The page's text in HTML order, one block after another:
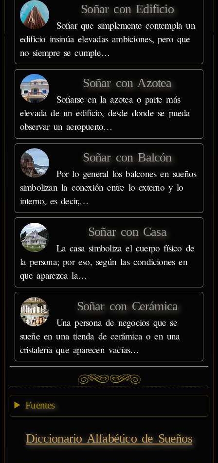
Soñar con Edificio
Soñar que simplemente contempla un
edificio insinúa elevadas ambiciones, pero que
no siempre se cumple…
Soñar con Azotea
Soñarse en la azotea o parte más
elevada de un edificio, desde donde se pueda
observar un aeropuerto…
Soñar con Balcón
Por lo general los balcones en sueños
simbolizan la conexión entre lo externo y lo
interno, es decir,…
Soñar con Casa
La casa simboliza el cuerpo físico de
la persona; por eso, según las condiciones en
que aparezca la…
Soñar con Cerámica
Una persona de negocios que se
sueñe en una tienda de cerámica o en una
cristalería que aparecen vacías…
Fuentes
Diccionario Alfabético de Sueños